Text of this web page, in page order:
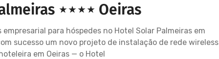
⋆⋆⋆⋆ Oeiras
para hóspedes no Hotel Solar Palmeiras em
sucesso um novo projeto de instalação de rede wireless
em Oeiras — o Hotel